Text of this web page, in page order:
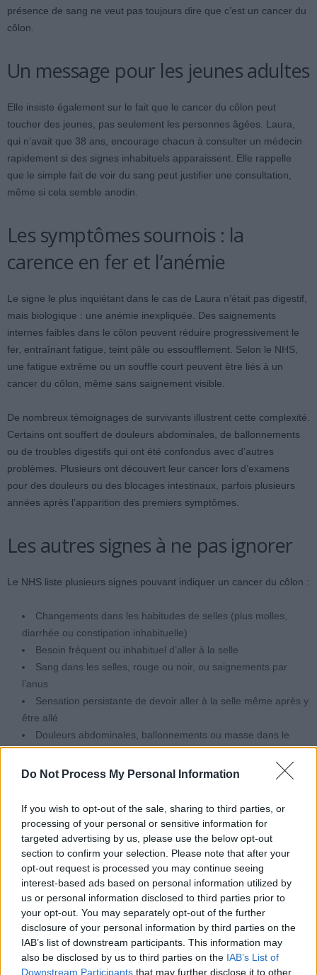
Do Not Process My Personal Information
If you wish to opt-out of the sale, sharing to third parties, or
processing of your personal or sensitive information for
targeted advertising by us, please use the below opt-out
section to confirm your selection. Please note that after your
opt-out request is processed you may continue seeing
interest-based ads based on personal information utilized by
us or personal information disclosed to third parties prior to
your opt-out. You may separately opt-out of the further
disclosure of your personal information by third parties on the
IAB’s list of downstream participants. This information may
also be disclosed by us to third parties on the IAB’s List of
Downstream Participants that may further disclose it to other
présence de sang ne veut pas toujours dire que c’est un cancer du
côlon.
Un message pour les jeunes adultes
Elle insiste également sur le fait que le cancer du côlon peut
toucher des jeunes, pas seulement les personnes âgées. Laura,
qui n’avait que 38 ans, encourage chacun à consulter un médecin
rapidement si des signes inhabituels apparaissent. Elle rappelle
que le simple fait de voir du sang peut justifier une consultation,
même si cela semble anodin.
Les symptômes sournois : la
carence en fer et l’anémie
Le signe le plus inquiétant dans le cas de Laura n’était pas digestif,
mais biologique : une anémie inexpliquée. Des saignements
internes faibles dans le côlon peuvent réduire progressivement le
fer, entraînant fatigue, teint pâle ou essoufflement. Selon le NHS,
une fatigue extrême ou un souffle court peuvent être liés à un
cancer du côlon, même sans saignement visible.
De nombreux témoignages de survivants illustrent cette complexité.
Certains ont souffert de douleurs abdominales, de ballonnements
ou de troubles digestifs qui ont été confondus avec d’autres
problèmes. Plusieurs ont découvert leur cancer lors d’examens
pour des douleurs ou des blocages intestinaux, parfois plusieurs
années après l’apparition des premiers symptômes.
Les autres signes à ne pas ignorer
Le NHS liste plusieurs signes pouvant indiquer un cancer du côlon :
Changements dans les habitudes de selles (plus molles,
diarrhée ou constipation inhabituelle)
Besoin fréquent ou inhabituel d’aller à la selle
Sang dans les selles, rouge ou noir, ou saignements par
l’anus
Sensation persistante de devoir aller à la selle même après y
être allé
Douleurs abdominales, ballonnements ou masse dans le
ventre
Perte de poids inexpliquée
Le NHS recommande vivement de consulter un médecin si ces
symptômes persistent plus de trois semaines. Il faut aussi faire
attention si les selles sont noires ou rouge foncé, ou si le
saignement est abondant.
En cas de doute, il ne faut pas hésiter à demander un rendez-vous
médical rapidement. La détection précoce augmente
considérablement les chances de traitement efficace.